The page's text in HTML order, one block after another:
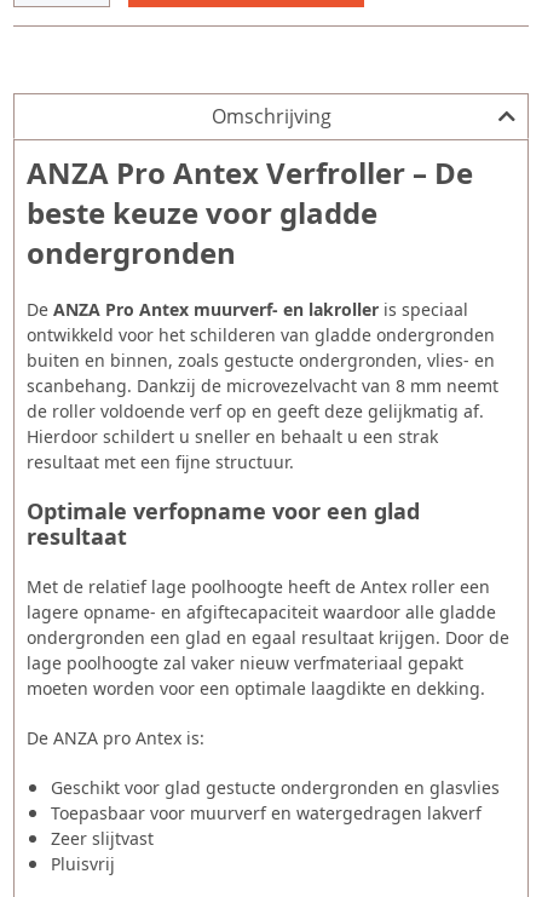
Omschrijving
ANZA Pro Antex Verfroller – De
beste keuze voor gladde
ondergronden
DeANZA Pro Antex muurverf- en lakroller is speciaal
ontwikkeld voor het schilderen van gladde ondergronden
buiten en binnen, zoals gestucte ondergronden, vlies- en
scanbehang. Dankzij de microvezelvacht van 8 mm neemt
de roller voldoende verf op en geeft deze gelijkmatig af.
Hierdoor schildert u sneller en behaalt u een strak
resultaat met een fijne structuur.
Optimale verfopname voor een glad
resultaat
Met de relatief lage poolhoogte heeft de Antex roller een
lagere opname- en afgiftecapaciteit waardoor alle gladde
ondergronden een glad en egaal resultaat krijgen. Door de
lage poolhoogte zal vaker nieuw verfmateriaal gepakt
moeten worden voor een optimale laagdikte en dekking.
De ANZA pro Antex is:
Geschikt voor glad gestucte ondergronden en glasvlies
Toepasbaar voor muurverf en watergedragen lakverf
Zeer slijtvast
Pluisvrij